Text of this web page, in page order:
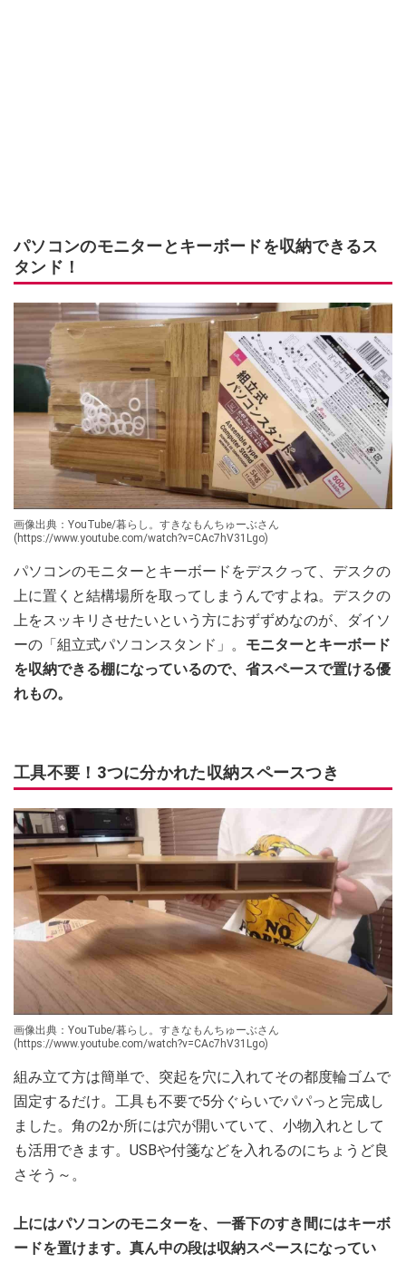
パソコンのモニターとキーボードを収納できるス
タンド！
画像出典：YouTube/暮らし。すきなもんちゅーぶさん
(https://www.youtube.com/watch?v=CAc7hV31Lgo)
パソコンのモニターとキーボードをデスクって、デスクの
上に置くと結構場所を取ってしまうんですよね。デスクの
上をスッキリさせたいという方におずずめなのが、ダイソ
ーの「組立式パソコンスタンド」。 モニターとキーボード
を収納できる棚になっているので、省スペースで置ける優
れもの。
工具不要！3つに分かれた収納スペースつき
画像出典：YouTube/暮らし。すきなもんちゅーぶさん
(https://www.youtube.com/watch?v=CAc7hV31Lgo)
組み立て方は簡単で、突起を穴に入れてその都度輪ゴムで
固定するだけ。工具も不要で5分ぐらいでパパっと完成し
ました。角の2か所には穴が開いていて、小物入れとして
も活用できます。USBや付箋などを入れるのにちょうど良
さそう～。
上にはパソコンのモニターを、一番下のすき間にはキーボ
ードを置けます。真ん中の段は収納スペースになってい